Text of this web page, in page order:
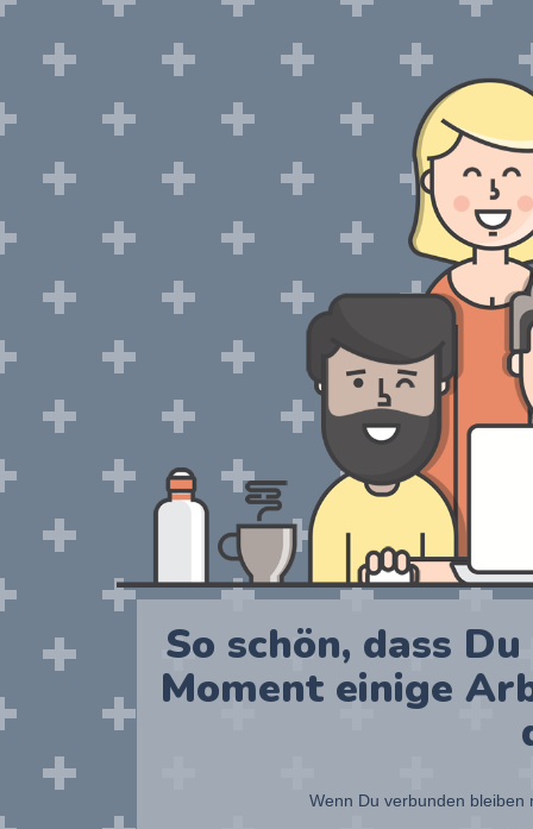
So schön, dass
Moment einige
Wenn Du verbunden bleiben